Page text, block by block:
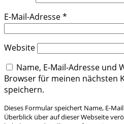
E-Mail-Adresse*
Website
Name, E-Mail-Adresse und
Browser für meinen nächsten
speichern.
Dieses Formular speichert Name, E-
Überblick über auf dieser Webseite